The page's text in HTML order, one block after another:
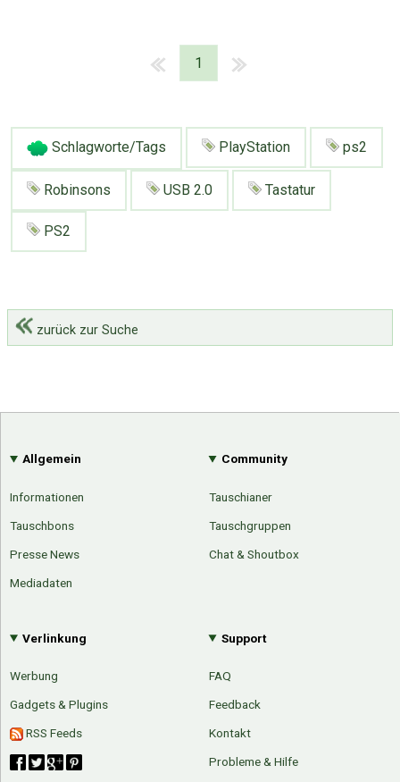
1
Schlagworte/Tags PlayStation ps2
Robinsons USB 2.0 Tastatur
PS2
zurück zur Suche
Allgemein
Informationen
Tauschbons
Presse News
Mediadaten
Community
Tauschianer
Tauschgruppen
Chat & Shoutbox
Verlinkung
Werbung
Gadgets & Plugins
RSS Feeds
Support
FAQ
Feedback
Kontakt
Probleme & Hilfe